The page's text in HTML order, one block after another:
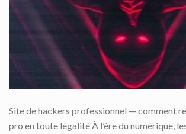
Site de hackers professionnel — comment
pro en toute légalité À l’ère du numérique,